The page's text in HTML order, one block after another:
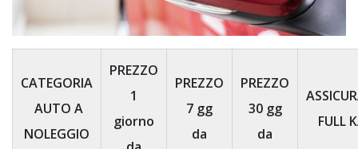
CATEGORIA
AUTO A
NOLEGGIO
PREZZO
1
giorno
PREZZO
7 gg
da
PREZZO
30 gg
da
FULL